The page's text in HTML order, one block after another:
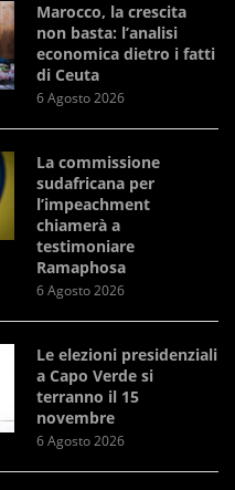
Marocco, la crescita
non basta: l’analisi
economica dietro i fatti
di Ceuta
6 Agosto 2026
La commissione
sudafricana per
l’impeachment
chiamerà a
testimoniare
Ramaphosa
6 Agosto 2026
Le elezioni presidenziali
a Capo Verde si
terranno il 15
novembre
6 Agosto 2026